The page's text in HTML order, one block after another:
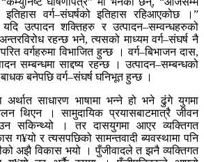
वर्ग–संघर्षको इतिहास रहिआएकोछ ।”
यदि उत्पादन शक्तिहरु र उत्पादन–सम्वन्धहरुको
रहन्छ भने, त्यसको माध्यम वर्ग–संघर्ष नै
वर्गहरुमा विभाजित हुन्छ । वर्ग–बिभाजन दास,
सम्बन्धमा साद्दष्य रहन्छ । उत्पादन–सम्बन्धको
बनेपछि वर्ग–संघर्ष घनिभूत हुन्छ ।
अर्थात साधारण भाषामा भन्ने हो भने ढुंगे युगमा
थिएन । सामुदायिक प्रयासबाटमात्रै जीवन
सकिन्थ्यो । तर दासयुगमा आएर व्यक्तिगत
ग¥यो र त्यसपछिको सामन्तवादी ब्यवस्थामा पनि
अझै विकास भयो । पुँजीवादले त झनै व्यक्तिगत